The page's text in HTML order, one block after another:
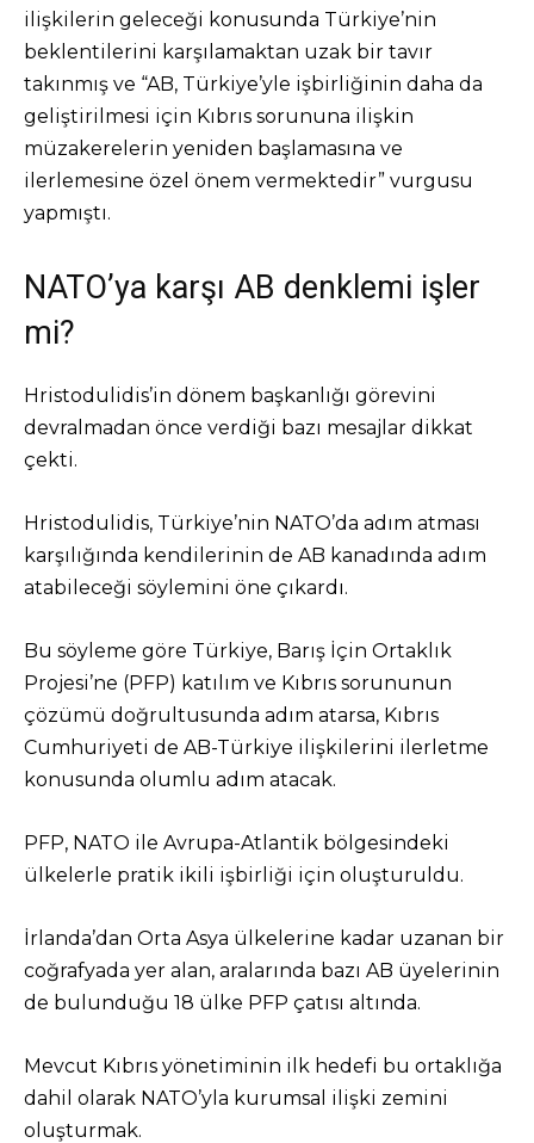
ilişkilerin geleceği konusunda Türkiye’nin
beklentilerini karşılamaktan uzak bir tavır
takınmış ve “AB, Türkiye’yle işbirliğinin daha da
geliştirilmesi için Kıbrıs sorununa ilişkin
müzakerelerin yeniden başlamasına ve
ilerlemesine özel önem vermektedir” vurgusu
yapmıştı.
NATO’ya karşı AB denklemi işler
mi?
Hristodulidis’in dönem başkanlığı görevini
devralmadan önce verdiği bazı mesajlar dikkat
çekti.
Hristodulidis, Türkiye’nin NATO’da adım atması
karşılığında kendilerinin de AB kanadında adım
atabileceği söylemini öne çıkardı.
Bu söyleme göre Türkiye, Barış İçin Ortaklık
Projesi’ne (PFP) katılım ve Kıbrıs sorununun
çözümü doğrultusunda adım atarsa, Kıbrıs
Cumhuriyeti de AB-Türkiye ilişkilerini ilerletme
konusunda olumlu adım atacak.
PFP, NATO ile Avrupa-Atlantik bölgesindeki
ülkelerle pratik ikili işbirliği için oluşturuldu.
İrlanda’dan Orta Asya ülkelerine kadar uzanan bir
coğrafyada yer alan, aralarında bazı AB üyelerinin
de bulunduğu 18 ülke PFP çatısı altında.
Mevcut Kıbrıs yönetiminin ilk hedefi bu ortaklığa
dahil olarak NATO’yla kurumsal ilişki zemini
oluşturmak.